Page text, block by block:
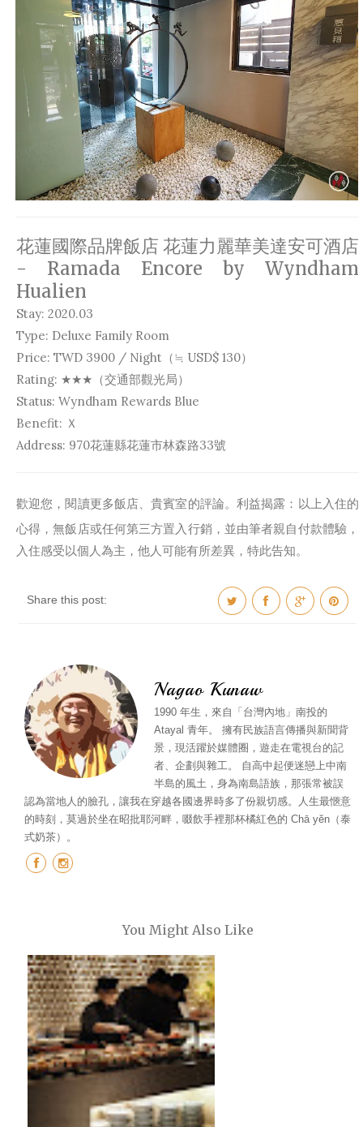
花蓮國際品牌飯店 花蓮力麗華美達安可酒店
- Ramada Encore by Wyndham
Hualien
Stay: 2020.03
Type: Deluxe Family Room
Price: TWD 3900 / Night（≒ USD$ 130）
Rating: ★★★（交通部觀光局）
Status: Wyndham Rewards Blue
Benefit: Ｘ
Address: 970花蓮縣花蓮市林森路33號
歡迎您，閱讀更多飯店、貴賓室的評論。利益揭露：以上入住的
心得，無飯店或任何第三方置入行銷，並由筆者親自付款體驗，
入住感受以個人為主，他人可能有所差異，特此告知。
Share this post:
Nagao Kunaw
1990 年生，來自「台灣內地」南投的
Atayal 青年。 擁有民族語言傳播與新聞背
景，現活躍於媒體圈，遊走在電視台的記
者、企劃與雜工。 自高中起便迷戀上中南
半島的風土，身為南島語族，那張常被誤
認為當地人的臉孔，讓我在穿越各國邊界時多了份親切感。人生最愜意
的時刻，莫過於坐在昭批耶河畔，啜飲手裡那杯橘紅色的 Chā yĕn（泰
式奶茶）。
You Might Also Like